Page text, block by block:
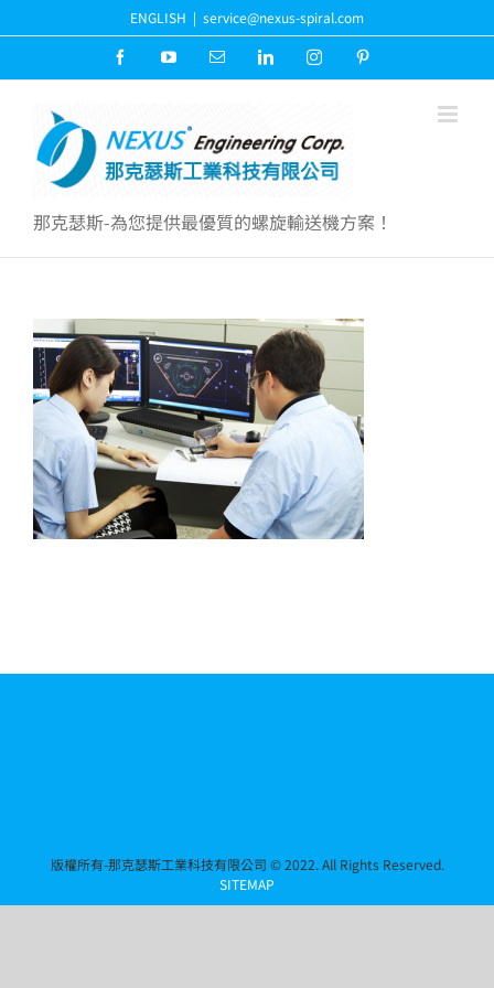
to
ENGLISH | service@nexus-spiral.com
FacebookYouTubeEmail: LinkedInInstagram
那克瑟斯-為您提供最優質的螺旋輸送機方案！
版權所有-那克瑟斯工業科技有限公司 © 2022. All Rights Reserved.
SITEMAP